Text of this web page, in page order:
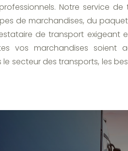
Notre service
de marchandises, du
de transport exigeant
vos marchandises soient
secteur des transports, les